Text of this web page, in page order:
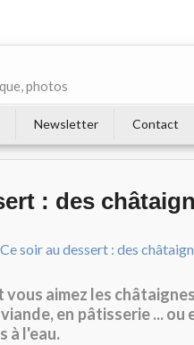
photos
Newsletter Contact
: des
vous aimez les
en pâtisserie ... ou
à l'eau.